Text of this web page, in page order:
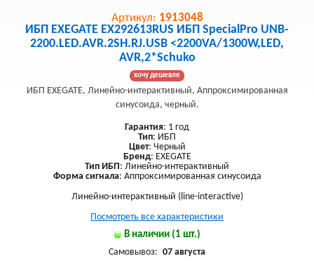
Артикул: 1913048
ИБП EXEGATE EX292613RUS ИБП SpecialPro UNB-
2200.LED.AVR.2SH.RJ.USB <2200VA/1300W,LED,
AVR,2*Schuko
хочу дешевле
ИБП EXEGATE, Линейно-интерактивный, Аппроксимированная
синусоида, черный.
Гарантия: 1 год
Тип: ИБП
Цвет: Черный
Бренд: EXEGATE
Тип ИБП: Линейно-интерактивный
Форма сигнала: Аппроксимированная синусоида
Линейно-интерактивный (line-interactive)
Посмотреть все характеристики
В наличии (1 шт.)
Самовывоз: 07 августа